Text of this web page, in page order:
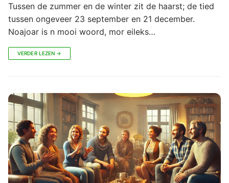
Tussen de zummer en de winter zit de haarst; de tied
tussen ongeveer 23 september en 21 december.
Noajoar is n mooi woord, mor eileks…
VERDER LEZEN →